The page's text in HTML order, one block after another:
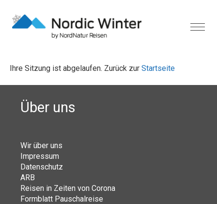
Ihre Sitzung ist abgelaufen. Zurück zur Startseite
Über uns
Wir über uns
Impressum
Datenschutz
ARB
Reisen in Zeiten von Corona
Formblatt Pauschalreise